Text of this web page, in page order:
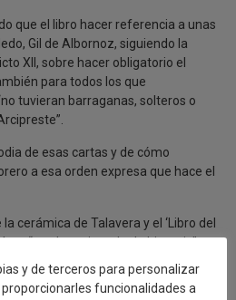
que el libro hacer referencia a unas
Gil de Albornoz, siguiendo la
XII, sobre hacer obligatorio el
para todos los que
tuvieran barraganas, solteros o
de esas cartas y de cómo
a esa orden expresa que hace el
cerámica de Talavera y el ‘Libro del
“un claro ejemplo de binomio”,
talaveranos y visitantes, “un
en la ciudad. Se ubica en la
y de terceros para personalizar
funcionalidades a